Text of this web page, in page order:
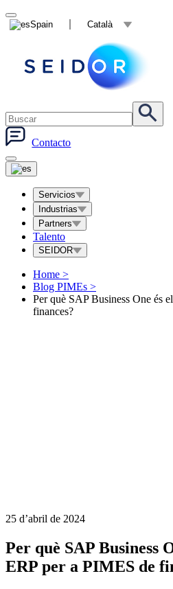
Spain Català
Contacto
Servicios
Industrias
Partners
Talento
SEIDOR
Home >
Blog PIMEs >
Per què SAP Business One és
finances?
25 d’abril de 2024
Per què SAP Business
ERP per a PIMES de